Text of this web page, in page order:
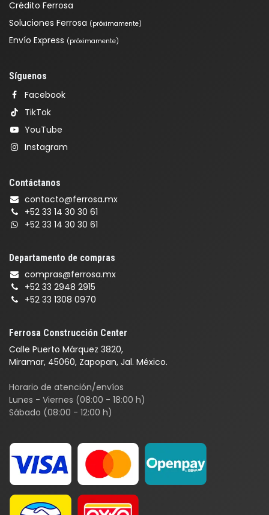
Crédito Ferrosa
Soluciones Ferrosa (próximamente)
Envío Express (próximamente)
Ferrosa Construcción Center
Calle Puerto Márquez 3820,
Miramar, 45060, Zapopan, Jal. México.
Horario de atención/envíos
Lunes - Viernes (08:00 - 18:00 h)
Sábado (08:00 - 12:00 h)
Síguenos
Facebook
TikTok
YouTube
Instagram
Contáctanos
contacto@ferrosa.mx
+52 33 14 30 30 61
+52 33 14 30 30 61
Departamento de compras
compras@ferrosa.mx
+52 33 2948 2915
+52 33 1308 0970